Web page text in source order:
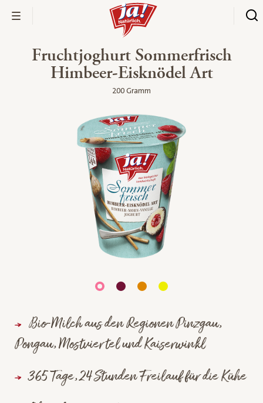
Fruchtjoghurt Sommerfrisch
Himbeer-Eisknödel Art
200 Gramm
Bio-Milch aus den Regionen Pinzgau,
Pongau, Mostviertel und Kaiserwinkl
365 Tage, 24 Stunden Freilauf für die Kühe